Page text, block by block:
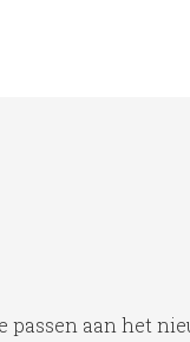
aan het